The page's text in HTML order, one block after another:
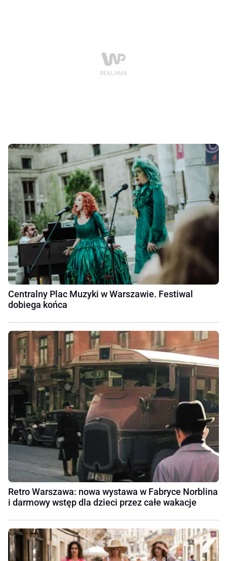
Centralny Plac Muzyki w Warszawie. Festiwal
dobiega końca
Retro Warszawa: nowa wystawa w Fabryce Norblina
i darmowy wstęp dla dzieci przez całe wakacje